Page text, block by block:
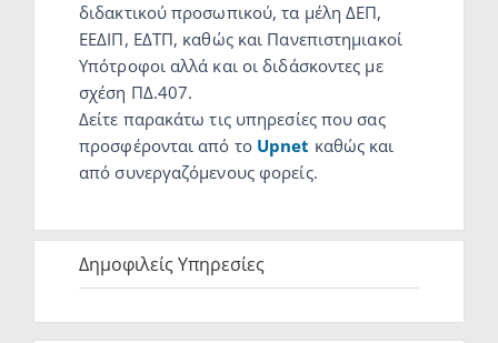
διδακτικού προσωπικού, τα μέλη ΔΕΠ,
ΕΕΔΙΠ, ΕΔΤΠ, καθώς και Πανεπιστημιακοί
Υπότροφοι αλλά και οι διδάσκοντες με
σχέση ΠΔ.407.
Δείτε παρακάτω τις υπηρεσίες που σας
προσφέρονται από το Upnet καθώς και
από συνεργαζόμενους φορείς.
Δημοφιλείς Υπηρεσίες